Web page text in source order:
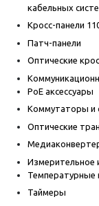
кабельных
Кросс-панели
Патч-панели
Оптические
PoE аксессуары
Коммутаторы и
Оптические
Измерительное
Температурные
Таймеры